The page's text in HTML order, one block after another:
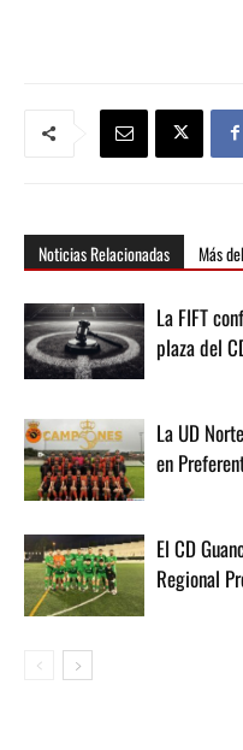
Noticias Relacionadas Más
La FIFT
plaza del
La UD
en
El CD
Regional